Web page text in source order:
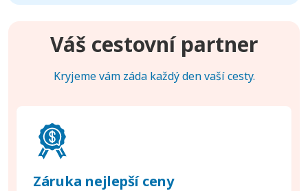
Váš cestovní partner
Kryjeme vám záda každý den vaší cesty.
Záruka nejlepší ceny